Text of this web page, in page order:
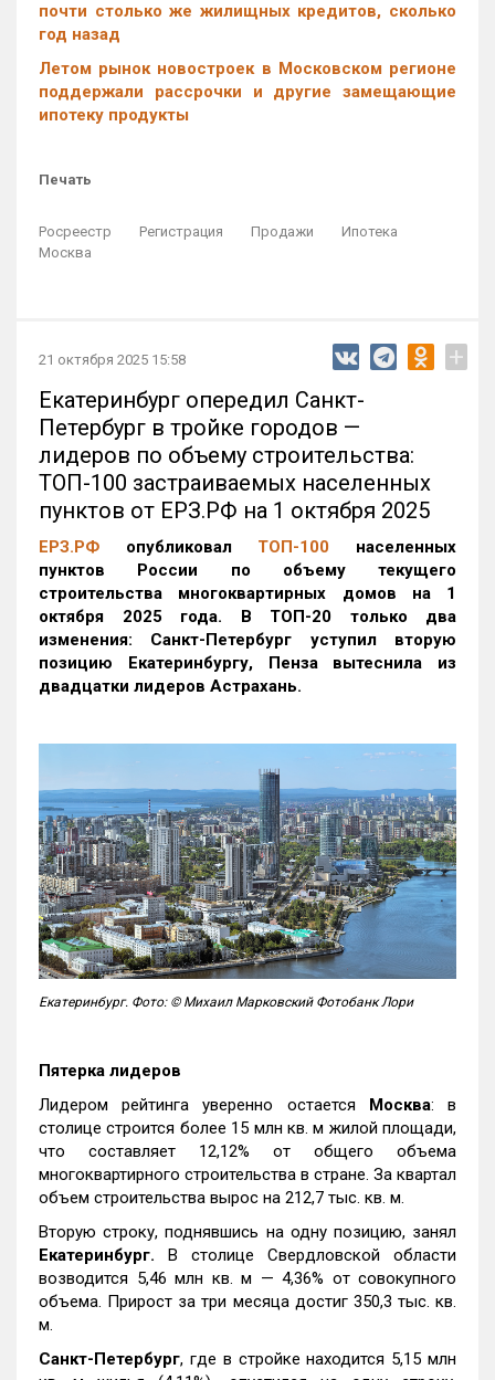
почти столько же жилищных кредитов, сколько
год назад
Летом рынок новостроек в Московском регионе
поддержали рассрочки и другие замещающие
ипотеку продукты
Печать
Росреестр Регистрация Продажи
Ипотека
Москва
21 октября 2025 15:58 +
Екатеринбург опередил Санкт-
Петербург в тройке городов —
лидеров по объему строительства:
ТОП-100 застраиваемых населенных
пунктов от ЕРЗ.РФ на 1 октября 2025
ЕРЗ.РФ опубликовал ТОП-100 населенных
пунктов России по объему текущего
строительства многоквартирных домов на 1
октября 2025 года. В ТОП-20 только два
изменения: Санкт-Петербург уступил вторую
позицию Екатеринбургу, Пенза вытеснила из
двадцатки лидеров Астрахань.
Екатеринбург. Фото: © Михаил Марковский Фотобанк Лори
Пятерка лидеров
Лидером рейтинга уверенно остается Москва: в
столице строится более 15 млн кв. м жилой площади,
что составляет 12,12% от общего объема
многоквартирного строительства в стране. За квартал
объем строительства вырос на 212,7 тыс. кв. м.
Вторую строку, поднявшись на одну позицию, занял
Екатеринбург. В столице Свердловской области
возводится 5,46 млн кв. м — 4,36% от совокупного
объема. Прирост за три месяца достиг 350,3 тыс. кв.
м.
Санкт-Петербург, где в стройке находится 5,15 млн